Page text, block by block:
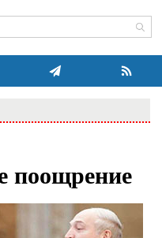
поощрение